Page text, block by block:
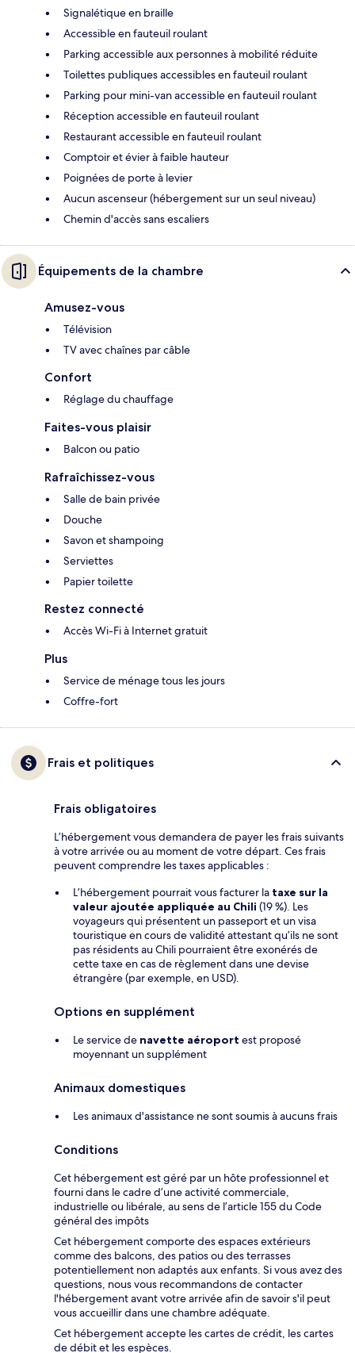
Signalétique en braille
Accessible en fauteuil roulant
Parking accessible aux personnes à mobilité réduite
Toilettes publiques accessibles en fauteuil roulant
Parking pour mini-van accessible en fauteuil roulant
Réception accessible en fauteuil roulant
Restaurant accessible en fauteuil roulant
Comptoir et évier à faible hauteur
Poignées de porte à levier
Aucun ascenseur (hébergement sur un seul niveau)
Chemin d'accès sans escaliers
Équipements de la chambre
Amusez-vous
Télévision
TV avec chaînes par câble
Confort
Réglage du chauffage
Faites-vous plaisir
Balcon ou patio
Rafraîchissez-vous
Salle de bain privée
Douche
Savon et shampoing
Serviettes
Papier toilette
Restez connecté
Accès Wi-Fi à Internet gratuit
Plus
Service de ménage tous les jours
Coffre-fort
Frais et politiques
Frais obligatoires
L’hébergement vous demandera de payer les frais suivants
à votre arrivée ou au moment de votre départ. Ces frais
peuvent comprendre les taxes applicables :
L’hébergement pourrait vous facturer la taxe sur la
valeur ajoutée appliquée au Chili (19 %). Les
voyageurs qui présentent un passeport et un visa
touristique en cours de validité attestant qu’ils ne sont
pas résidents au Chili pourraient être exonérés de
cette taxe en cas de règlement dans une devise
étrangère (par exemple, en USD).
Options en supplément
Le service de navette aéroport est proposé
moyennant un supplément
Animaux domestiques
Les animaux d'assistance ne sont soumis à aucuns frais
Conditions
Cet hébergement est géré par un hôte professionnel et
fourni dans le cadre d’une activité commerciale,
industrielle ou libérale, au sens de l’article 155 du Code
général des impôts
Cet hébergement comporte des espaces extérieurs
comme des balcons, des patios ou des terrasses
potentiellement non adaptés aux enfants. Si vous avez des
questions, nous vous recommandons de contacter
l'hébergement avant votre arrivée afin de savoir s'il peut
vous accueillir dans une chambre adéquate.
Cet hébergement accepte les cartes de crédit, les cartes
de débit et les espèces.